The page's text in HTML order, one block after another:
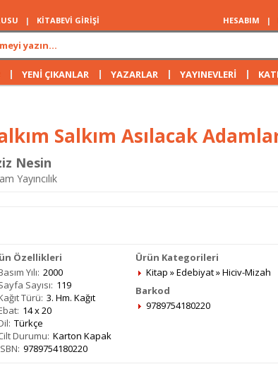
| KİTABEVİ GİRİŞİ HESABIM |
| YENİ ÇIKANLAR | YAZARLAR | YAYINEVLERİ |
Salkım Asılacak
Nesin
Yayıncılık
Özellikleri
Yılı: 2000
Sayısı: 119
Türü: 3. Hm. Kağıt
14 x 20
Türkçe
Durumu: Karton Kapak
9789754180220
Ürün Kategorileri
Kitap »Edebiyat»Hiciv-Mizah
Barkod
9789754180220